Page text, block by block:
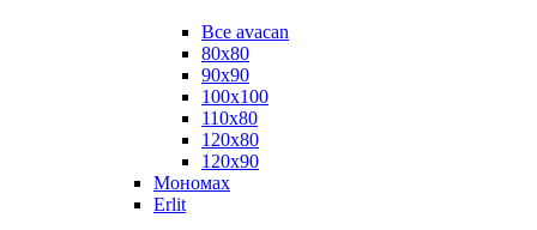
Все avacan
80х80
90х90
100х100
110х80
120х80
120х90
Мономах
Erlit